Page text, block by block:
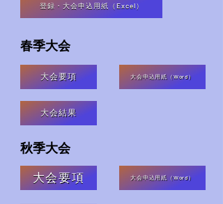
登録・大会申込用紙（Excel）
春季大会
大会要項 大会申込用紙（Word）
大会結果
秋季大会
大会要項 大会申込用紙（Word）